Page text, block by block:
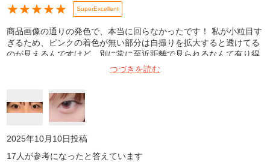
★★★★★ SuperExcellent
商品画像の通りの発色で、本当に回らなかったです！ 私が小粒目す
ぎるため、ピンクの着色が無い部分は自撮りを拡大すると透けてる
のが見えるんですけど、別に常に至近距離で見られるなんて有り得
ないので、気にならない範疇です！ シリコン素材なので乾燥も圧迫
感もまったく気になりません。 あと、硬さがちょうど良くて着けや
いは、こちらの方が着色直径が0.2mm大きいのと、上半分の黒が薄
い、フチが少しくっきりしている、くらいでしょうか。
つづきを読む
2025年10月10日投稿
17 人が参考になったと答えています